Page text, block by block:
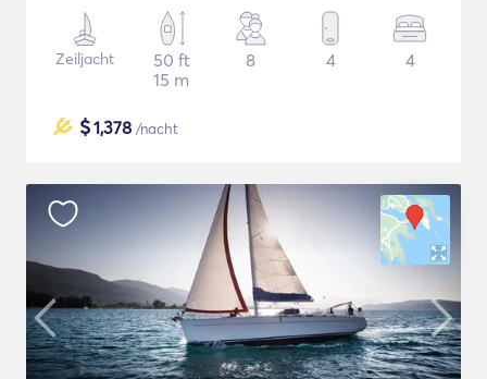
Zeiljacht
50 ft
15 m
8 4 4
$1,378 /nacht